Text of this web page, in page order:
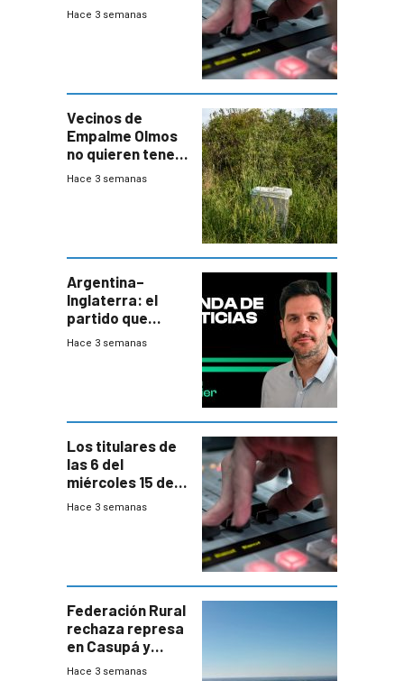
Hace 3 semanas
Vecinos de
Empalme Olmos
no quieren tener
cerca una planta
departamental
Hace 3 semanas
Argentina–
Inglaterra: el
partido que
nunca termina
Hace 3 semanas
Los titulares de
las 6 del
miércoles 15 de
julio de 2026
Hace 3 semanas
Federación Rural
rechaza represa
en Casupá y
firma demanda
Hace 3 semanas